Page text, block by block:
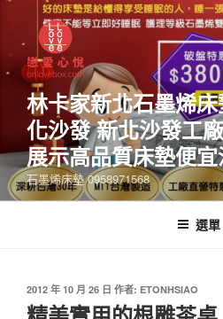
林卡家新北石墨烯
化沙發 新北沙發工
展示高品質床墊便
石墨烯床墊 0958971568
選單
2012 年 10 月 26 日 作者: ETONHSIAO